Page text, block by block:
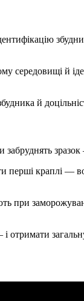
середовищі й
й
забруднять
краплі —
при
отримати